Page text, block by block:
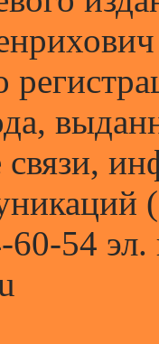
связи,
54 эл.